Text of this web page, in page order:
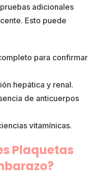
adicionales
Esto puede
para confirmar
hepática y renal.
de anticuerpos
vitamínicas.
Plaquetas